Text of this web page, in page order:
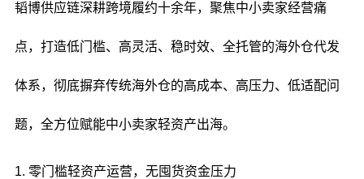
韬博供应链深耕跨境履约十余年，聚焦中小卖家经营痛
点，打造低门槛、高灵活、稳时效、全托管的海外仓代发
体系，彻底摒弃传统海外仓的高成本、高压力、低适配问
题，全方位赋能中小卖家轻资产出海。
1. 零门槛轻资产运营，无囤货资金压力